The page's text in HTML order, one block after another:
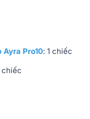
Ayra Pro10: 1 chiếc
chiếc